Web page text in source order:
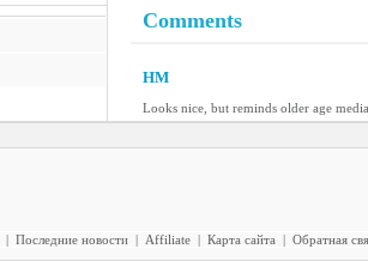
Comments
HM
Looks nice, but reminds older age
| Последние новости | Affiliate | Карта сайта | Обратная